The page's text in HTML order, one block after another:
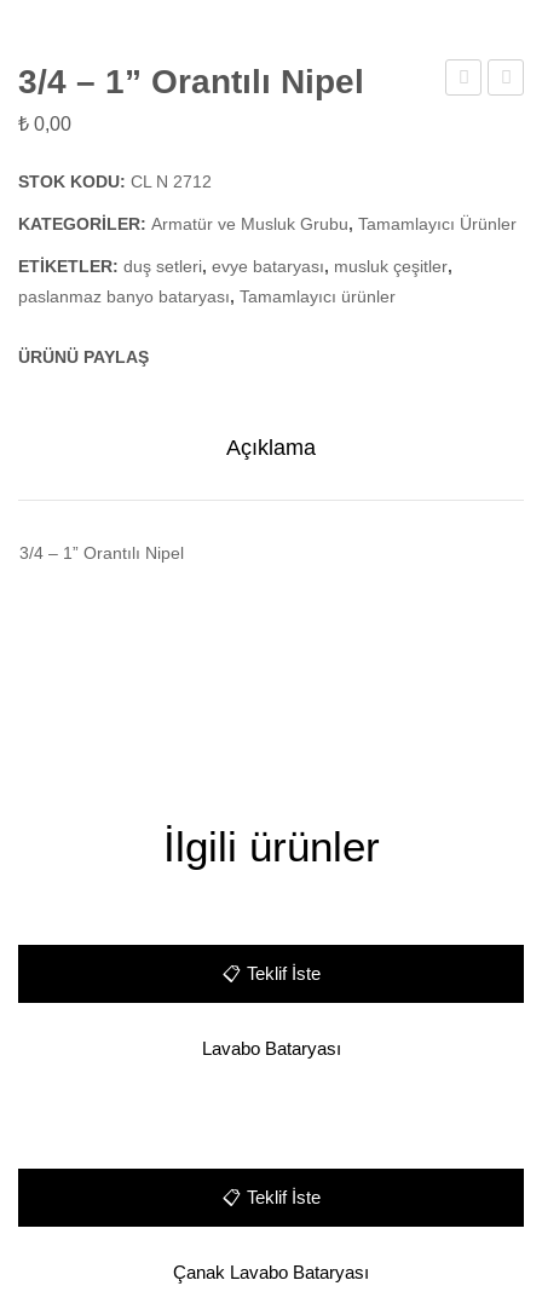
Nipel
3/4 – 1” Orantılı Nipel
₺ 0,00
STOK KODU: CL N 2712
KATEGORILER: Armatür ve Musluk Grubu, Tamamlayıcı Ürünler
ETIKETLER: duş setleri, evye bataryası, musluk çeşitler,
paslanmaz banyo bataryası, Tamamlayıcı ürünler
ÜRÜNÜ PAYLAŞ
Açıklama
3/4 – 1” Orantılı Nipel
İlgili ürünler
📋 Teklif İste
Lavabo Bataryası
📋 Teklif İste
Çanak Lavabo Bataryası